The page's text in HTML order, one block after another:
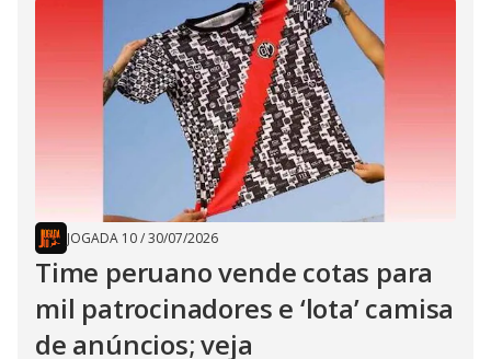
JOGADA 10/30/07/2026
Time peruano vende cotas para
mil patrocinadores e ‘lota’ camisa
de anúncios; veja